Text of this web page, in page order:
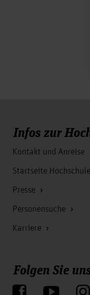
Infos zur
Kontakt und Anreise
Startseite
Presse
Personensuche
Karriere
Folgen Sie